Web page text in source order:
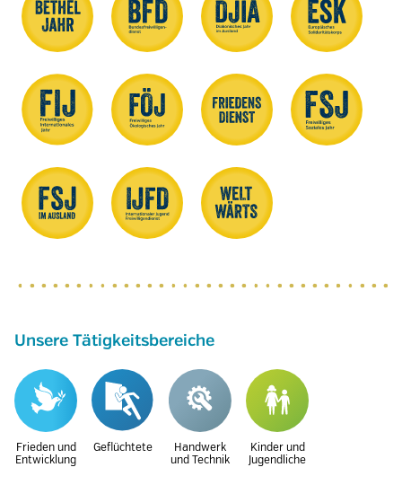
Unsere Tätigkeitsbereiche
Frieden und
Entwicklung
Geflüchtete
Handwerk
und Technik
Kinder und
Jugendliche